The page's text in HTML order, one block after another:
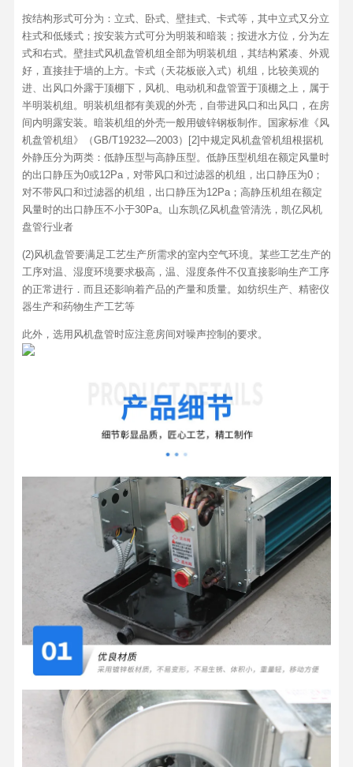
按结构形式可分为：立式、卧式、壁挂式、卡式等，其中立式又分立
柱式和低矮式；按安装方式可分为明装和暗装；按进水方位，分为左
式和右式。壁挂式风机盘管机组全部为明装机组，其结构紧凑、外观
好，直接挂于墙的上方。卡式（天花板嵌入式）机组，比较美观的
进、出风口外露于顶棚下，风机、电动机和盘管置于顶棚之上，属于
半明装机组。明装机组都有美观的外壳，自带进风口和出风口，在房
间内明露安装。暗装机组的外壳一般用镀锌钢板制作。国家标准《风
机盘管机组》（GB/T19232—2003）[2]中规定风机盘管机组根据机
外静压分为两类：低静压型与高静压型。低静压型机组在额定风量时
的出口静压为0或12Pa，对带风口和过滤器的机组，出口静压为0；
对不带风口和过滤器的机组，出口静压为12Pa；高静压机组在额定
风量时的出口静压不小于30Pa。山东凯亿风机盘管清洗，凯亿风机
盘管行业者
(2)风机盘管要满足工艺生产所需求的室内空气环境。某些工艺生产的
工序对温、湿度环境要求极高，温、湿度条件不仅直接影响生产工序
的正常进行．而且还影响着产品的产量和质量。如纺织生产、精密仪
器生产和药物生产工艺等
此外，选用风机盘管时应注意房间对噪声控制的要求。